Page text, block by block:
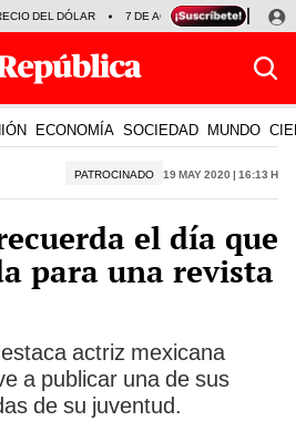
DEL DÓLAR 7 DE AGOSTO OLLANTA
ECONOMÍA SOCIEDAD MUNDO
PATROCINADO 19 May 2020 | 16:13 h
el día que
para una revista
actriz mexicana
a publicar una de sus
de su juventud.